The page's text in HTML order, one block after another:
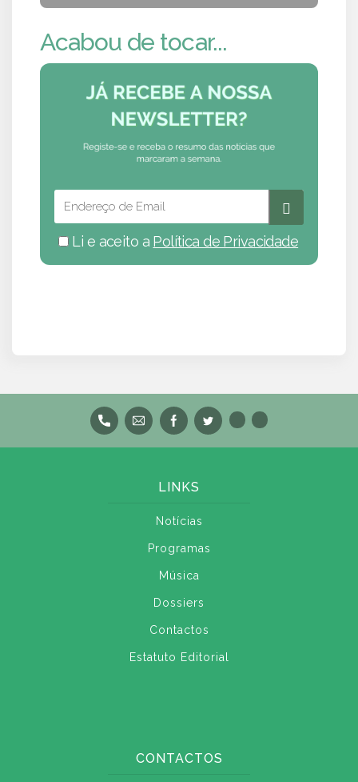
Acabou de tocar...
Li e aceito a Política de Privacidade
LINKS
Notícias
Programas
Música
Dossiers
Contactos
Estatuto Editorial
CONTACTOS